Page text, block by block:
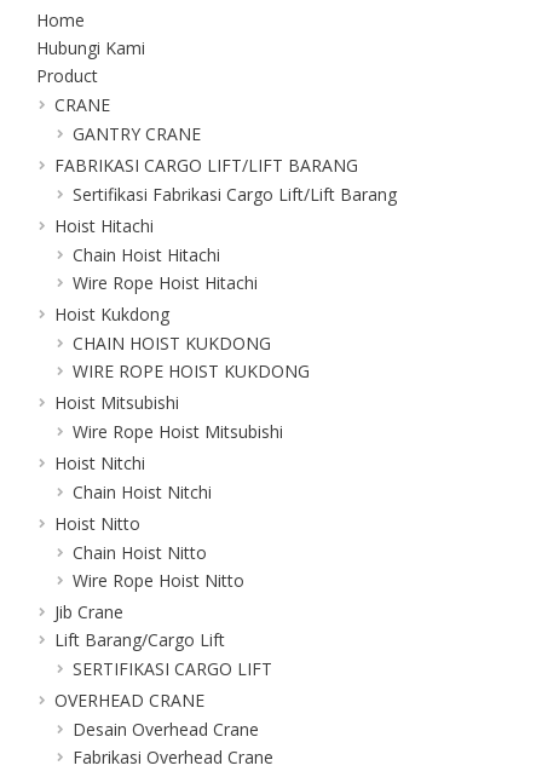
Home
Hubungi Kami
Product
CRANE
GANTRY CRANE
FABRIKASI CARGO LIFT/LIFT BARANG
Sertifikasi Fabrikasi Cargo Lift/Lift Barang
Hoist Hitachi
Chain Hoist Hitachi
Wire Rope Hoist Hitachi
Hoist Kukdong
CHAIN HOIST KUKDONG
WIRE ROPE HOIST KUKDONG
Hoist Mitsubishi
Wire Rope Hoist Mitsubishi
Hoist Nitchi
Chain Hoist Nitchi
Hoist Nitto
Chain Hoist Nitto
Wire Rope Hoist Nitto
Jib Crane
Lift Barang/Cargo Lift
SERTIFIKASI CARGO LIFT
OVERHEAD CRANE
Desain Overhead Crane
Fabrikasi Overhead Crane